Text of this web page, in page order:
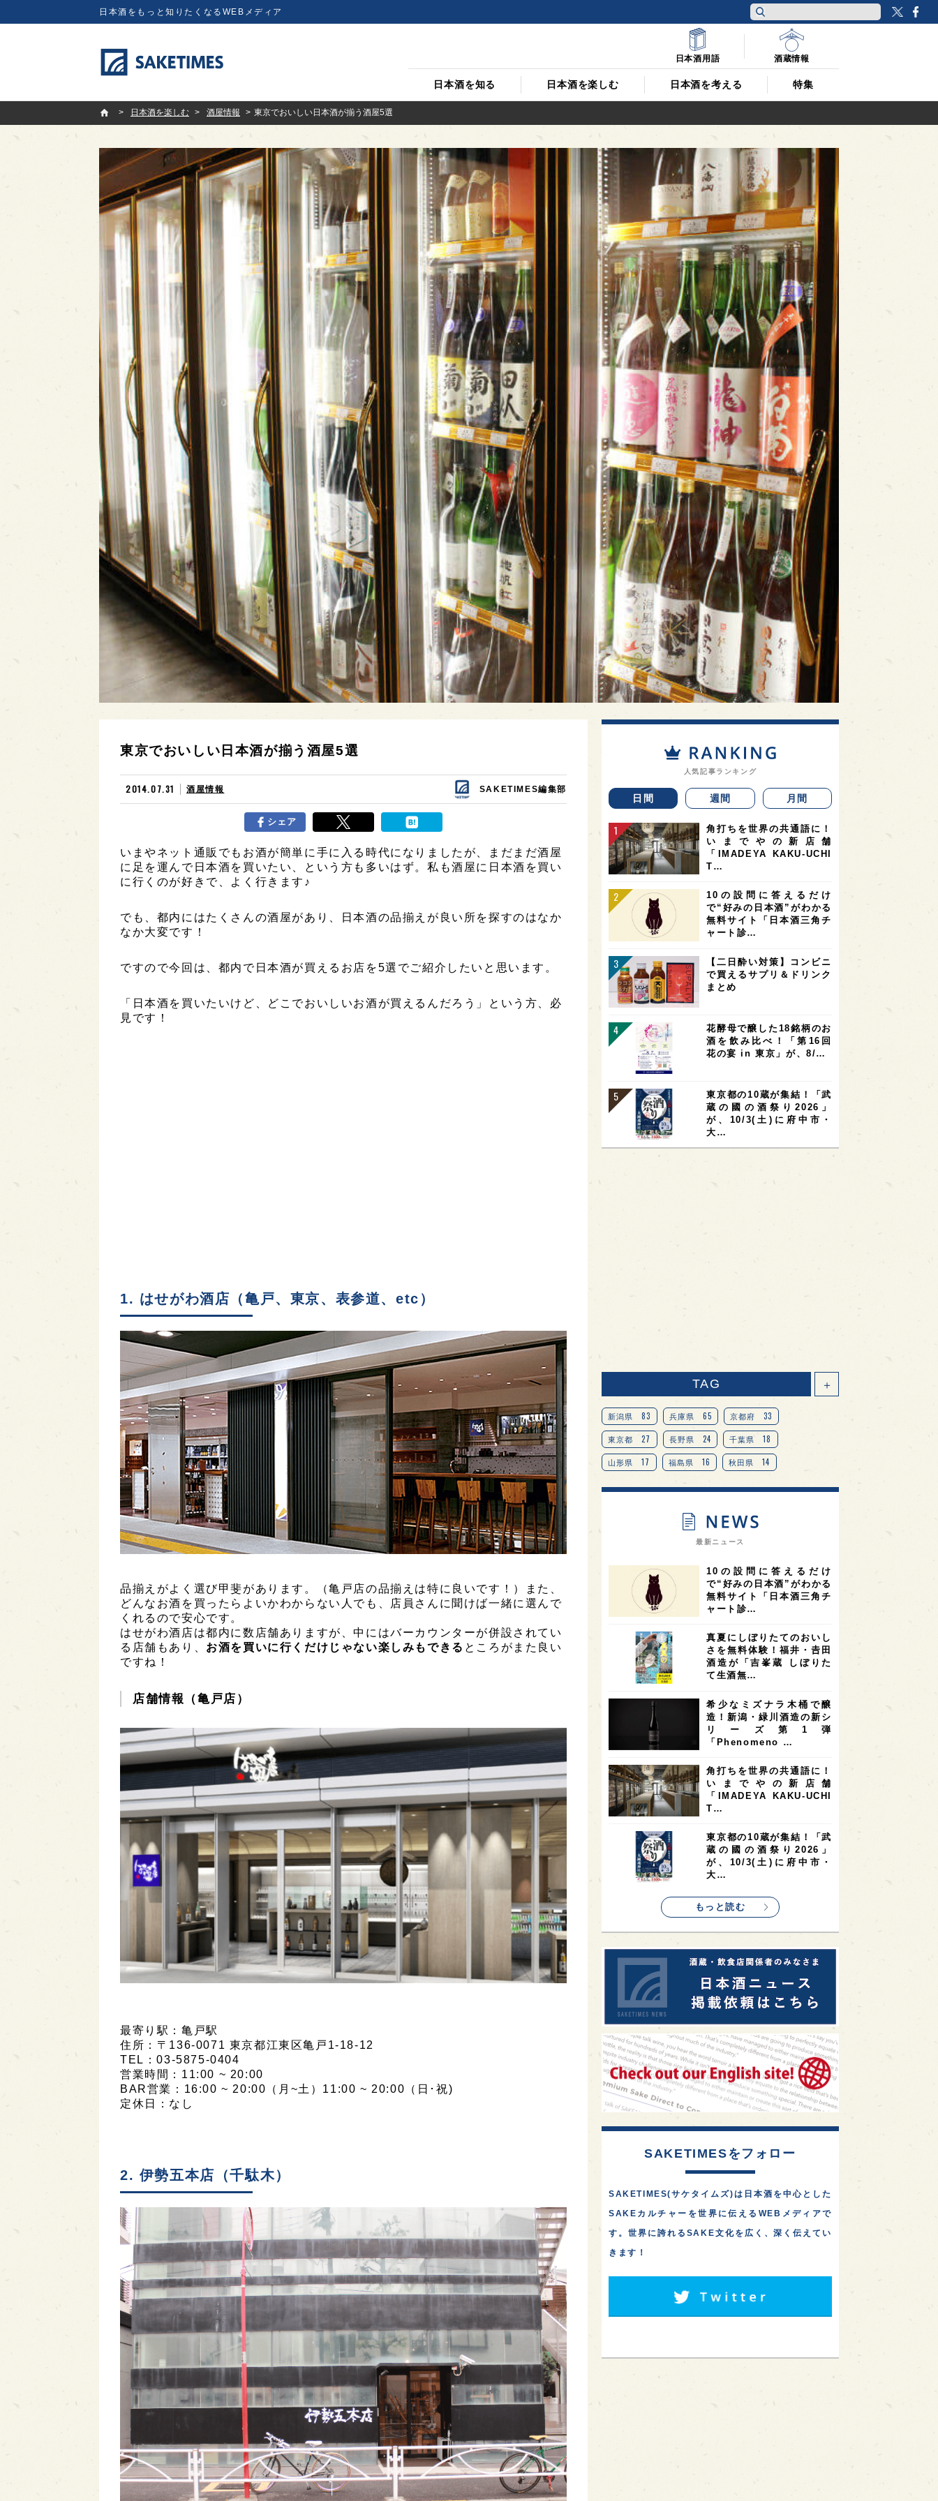
日本酒をもっと知りたくなるWEBメディア
日本酒を知る 日本酒を楽しむ 日本酒を考える 特集
日本酒用語 酒蔵情報
SAKETIMES
日本酒を楽しむ
酒屋情報 東京でおいしい日本酒が揃う酒屋5選
東京でおいしい日本酒が揃う酒屋5選
2014.07.31 酒屋情報 SAKETIMES編集部
シェア
いまやネット通販でもお酒が簡単に手に入る時代になりましたが、まだまだ酒屋
に足を運んで日本酒を買いたい、という方も多いはず。私も酒屋に日本酒を買い
に行くのが好きで、よく行きます♪
でも、都内にはたくさんの酒屋があり、日本酒の品揃えが良い所を探すのはなか
なか大変です！
ですので今回は、都内で日本酒が買えるお店を5選でご紹介したいと思います。
「日本酒を買いたいけど、どこでおいしいお酒が買えるんだろう」という方、必
見です！
1. はせがわ酒店（亀戸、東京、表参道、etc）
品揃えがよく選び甲斐があります。（亀戸店の品揃えは特に良いです！）また、
どんなお酒を買ったらよいかわからない人でも、店員さんに聞けば一緒に選んで
くれるので安心です。
はせがわ酒店は都内に数店舗ありますが、中にはバーカウンターが併設されてい
る店舗もあり、 お酒を買いに行くだけじゃない楽しみもできる ところがまた良い
ですね！
店舗情報（亀戸店）
最寄り駅：亀戸駅
住所：〒136-0071 東京都江東区亀戸1-18-12
TEL：03-5875-0404
営業時間：11:00 ~ 20:00
BAR営業： 16:00 ~ 20:00（月~土）11:00 ~ 20:00（日･祝)
定休日：なし
2. 伊勢五本店（千駄木）
人気記事ランキング
日間 週間 月間
角打ちを世界の共通語に！
いまでやの新店舗
「IMADEYA KAKU-UCHI
T…
10の設問に答えるだけ
で“好みの日本酒”がわかる
無料サイト「日本酒三角チ
ャート診…
【二日酔い対策】コンビニ
で買えるサプリ＆ドリンク
まとめ
花酵母で醸した18銘柄のお
酒を飲み比べ！「第16回
花の宴 in 東京」が、8/…
東京都の10蔵が集結！「武
蔵の國の酒祭り2026」
が、10/3(土)に府中市・
大…
TAG ＋
新潟県 83 兵庫県 65 京都府 33
東京都 27 長野県 24 千葉県 18
山形県 17 福島県 16 秋田県 14
愛知県 14 宮城県 14 岐阜県 13
オピニオンリーダーの視点 9
奈良県 滋賀県 7 和歌山県 6
富山県 6 フランス 6 高知県 5 島根県 5
4 アメリカ 4 神奈川県 4
4 三重県 大阪府 3
オーストラリア 台湾 2 アジア 2
SAKEの時代を生きる 静岡県 1 長崎県
全蔵めぐり 1 シンガポール 1 カナダ 1
群馬県 1 熊本県 徳島県
イギリス 1 ノルウェー 1 新宿区 1
歌舞伎町 1 1 鳥取県 1
saketimes_image_4
最新ニュース
10の設問に答えるだけ
で“好みの日本酒”がわかる
無料サイト「日本酒三角チ
ャート診…
真夏にしぼりたてのおいし
さを無料体験！福井・𠮷田
酒造が「吉峯蔵 しぼりた
て生酒無…
希少なミズナラ木桶で醸
造！新潟・緑川酒造の新シ
リーズ第1弾
「Phenomeno …
角打ちを世界の共通語に！
いまでやの新店舗
「IMADEYA KAKU-UCHI
T…
東京都の10蔵が集結！「武
蔵の國の酒祭り2026」
が、10/3(土)に府中市・
大…
もっと読む
SAKETIMESをフォロー
SAKETIMES(サケタイムズ)は日本酒を中心とした
SAKEカルチャーを世界に伝えるWEBメディアで
す。世界に誇れるSAKE文化を広く、深く伝えてい
きます！